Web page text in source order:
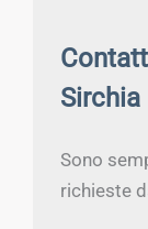
Sirchia
Sono
richieste